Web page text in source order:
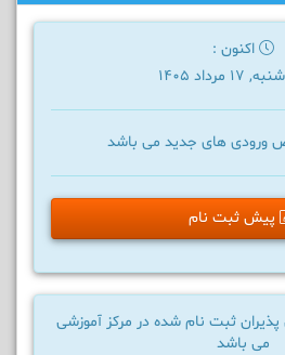
اکنون :
ورودی های جدید می باشد
پیش ثبت نام
ثبت نام شده در مرکز آموزشی
می باشد